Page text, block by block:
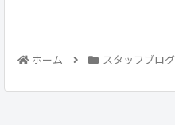
ホーム スタッフブログ